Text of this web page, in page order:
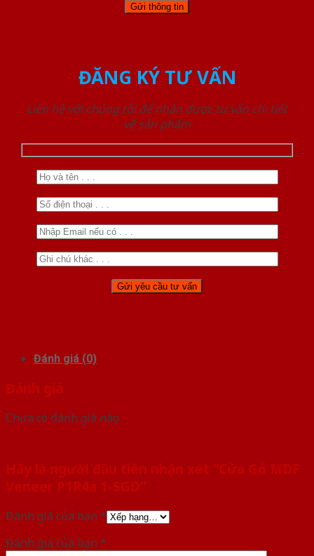
ĐĂNG KÝ TƯ VẤN
Liên hệ với chúng tôi để nhận được tư vấn chi tiết
về sản phẩm
Đánh giá (0)
Đánh giá
Chưa có đánh giá nào.
Hãy là người đầu tiên nhận xét “Cửa Gỗ MDF
Veneer P1R4a 1-SGD”
Đánh giá của bạn *
Đánh giá của bạn *